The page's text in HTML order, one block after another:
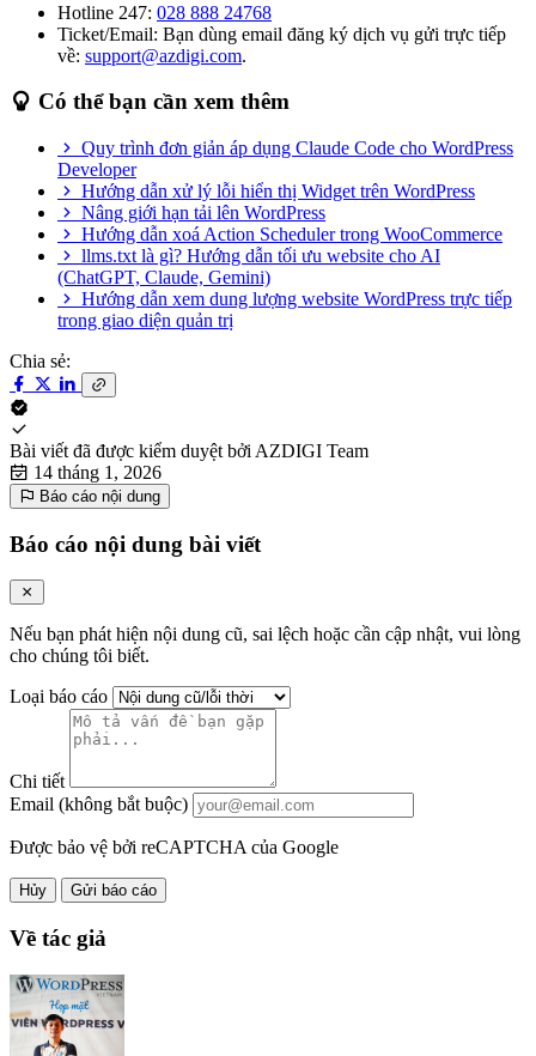
Hotline 247: 028 888 24768
Ticket/Email: Bạn dùng email đăng ký dịch vụ gửi trực tiếp
về: support@azdigi.com.
Có thể bạn cần xem thêm
Quy trình đơn giản áp dụng Claude Code cho WordPress
Developer
Hướng dẫn xử lý lỗi hiển thị Widget trên WordPress
Nâng giới hạn tải lên WordPress
Hướng dẫn xoá Action Scheduler trong WooCommerce
llms.txt là gì? Hướng dẫn tối ưu website cho AI
(ChatGPT, Claude, Gemini)
Hướng dẫn xem dung lượng website WordPress trực tiếp
trong giao diện quản trị
Chia sẻ:
Bài viết đã được kiểm duyệt bởi AZDIGI Team
14 tháng 1, 2026
Báo cáo nội dung
Báo cáo nội dung bài viết
Nếu bạn phát hiện nội dung cũ, sai lệch hoặc cần cập nhật, vui lòng
cho chúng tôi biết.
Loại báo cáo
Chi tiết
Email (không bắt buộc)
Được bảo vệ bởi reCAPTCHA của Google
Hủy Gửi báo cáo
Về tác giả